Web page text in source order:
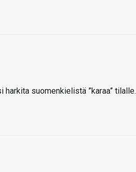
harkita suomenkielistä ”karaa” tilalle.